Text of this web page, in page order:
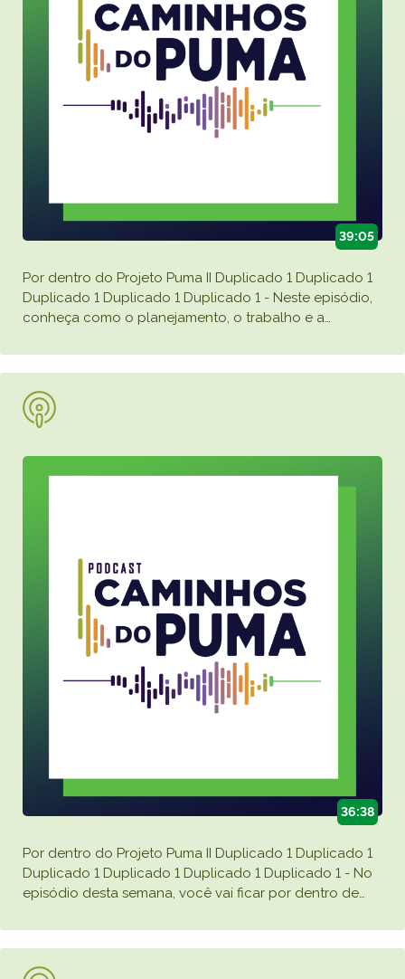
39:05
Por dentro do Projeto Puma II Duplicado 1 Duplicado 1
Duplicado 1 Duplicado 1 Duplicado 1 - Neste episódio,
conheça como o planejamento, o trabalho e a…
36:38
Por dentro do Projeto Puma II Duplicado 1 Duplicado 1
Duplicado 1 Duplicado 1 Duplicado 1 Duplicado 1 - No
episódio desta semana, você vai ficar por dentro de…